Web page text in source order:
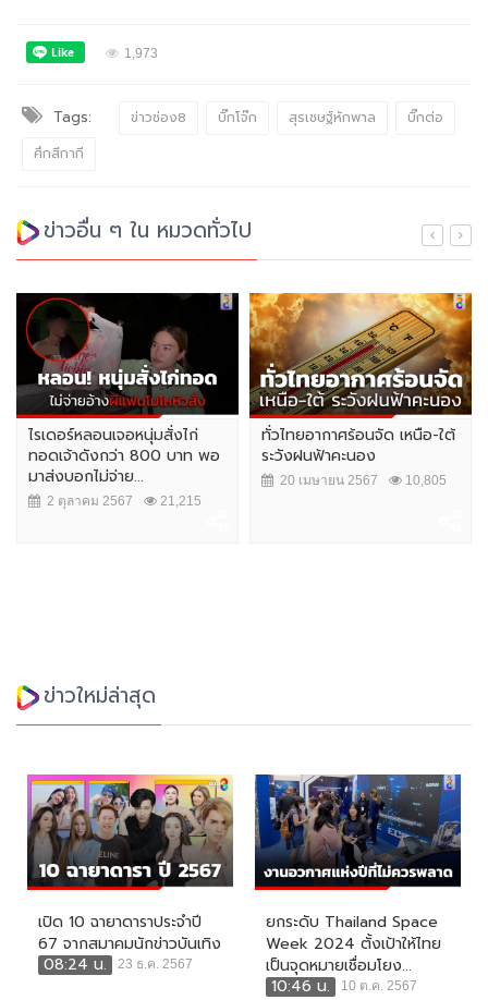
1,973
Tags: ข่าวช่อง8 บิ๊กโจ๊ก สุรเชษฐ์หักพาล
บิ๊กต่อ
ศึกสีกากี
ข่าวอื่น ๆ ใน หมวดทั่วไป
ไรเดอร์หลอนเจอหนุ่มสั่งไก่
ทอดเจ้าดังกว่า 800 บาท พอ
มาส่งบอกไม่จ่าย...
2 ตุลาคม 2567 21,215
ทั่วไทยอากาศร้อนจัด เหนือ-ใต้
ระวังฝนฟ้าคะนอง
20 เมษายน 2567 10,805
ข่าวใหม่ล่าสุด
เปิด 10 ฉายาดาราประจำปี
67 จากสมาคมนักข่าวบันเทิง
08:24 น.
23 ธ.ค. 2567
ยกระดับ Thailand Space
Week 2024 ตั้งเป้าให้ไทย
เป็นจุดหมายเชื่อมโยง...
10:46 น.
10 ต.ค. 2567